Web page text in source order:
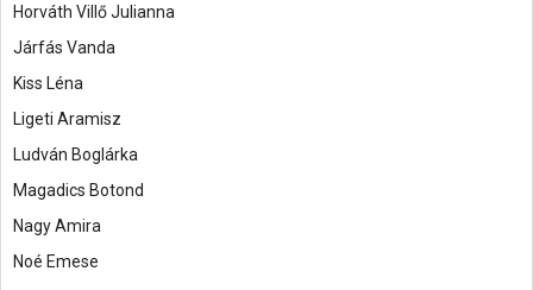
Horváth Villő Julianna
Járfás Vanda
Kiss Léna
Ligeti Aramisz
Ludván Boglárka
Magadics Botond
Nagy Amira
Noé Emese